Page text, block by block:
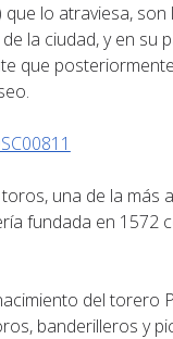
que lo atraviesa,
la ciudad, y en su
que
una de la más
fundada en
del torero
banderilleros y